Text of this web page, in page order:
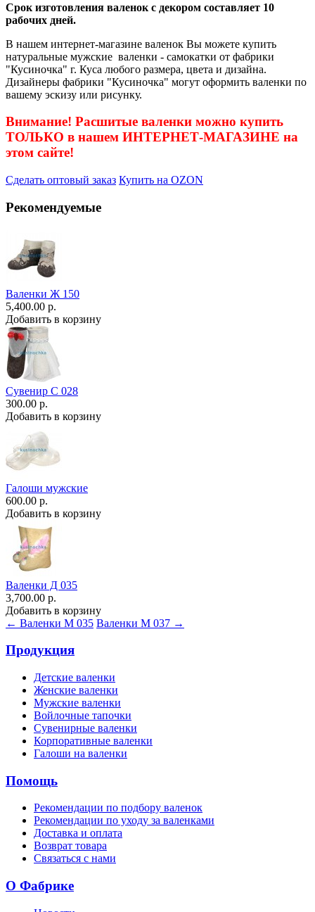
Срок изготовления валенок с декором составляет 10
рабочих дней.
В нашем интернет-магазине валенок Вы можете купить
натуральные мужские валенки - самокатки от фабрики
"Кусиночка" г. Куса любого размера, цвета и дизайна.
Дизайнеры фабрики "Кусиночка" могут оформить валенки по
вашему эскизу или рисунку.
Внимание! Расшитые валенки можно купить
ТОЛЬКО в нашем ИНТЕРНЕТ-МАГАЗИНЕ на
этом сайте!
Сделать оптовый заказ Купить на OZON
Рекомендуемые
Валенки Ж 150
5,400.00 р.
Добавить в корзину
Сувенир С 028
300.00 р.
Добавить в корзину
Галоши мужские
600.00 р.
Добавить в корзину
Валенки Д 035
3,700.00 р.
Добавить в корзину
← Валенки М 035 Валенки М 037 →
Продукция
Детские валенки
Женские валенки
Мужские валенки
Войлочные тапочки
Сувенирные валенки
Корпоративные валенки
Галоши на валенки
Помощь
Рекомендации по подбору валенок
Рекомендации по уходу за валенками
Доставка и оплата
Возврат товара
Связаться с нами
О Фабрике